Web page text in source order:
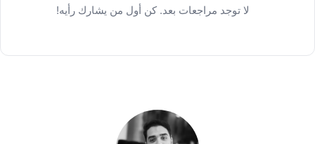
لا توجد مراجعات بعد. كن أول من يشارك رأيه!